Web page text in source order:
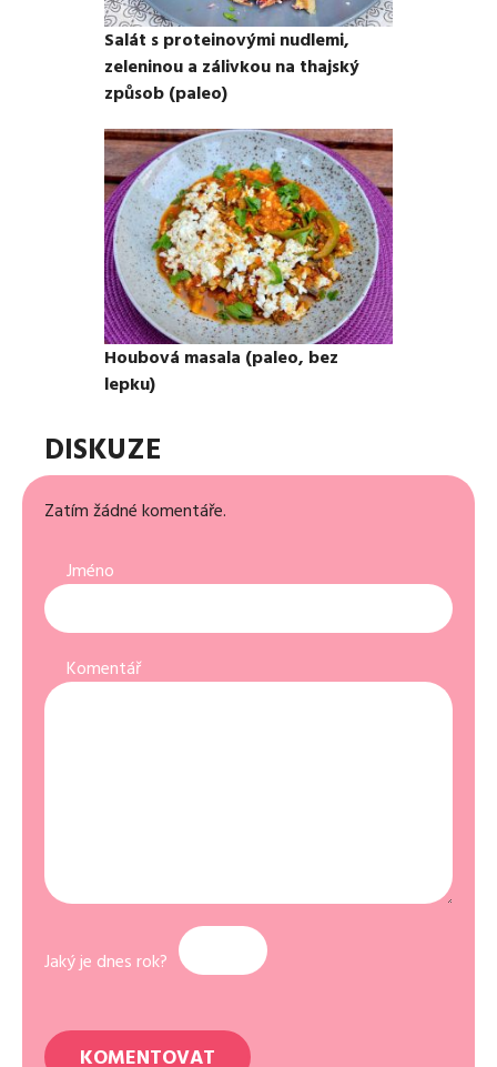
Salát s proteinovými nudlemi,
zeleninou a zálivkou na thajský
způsob (paleo)
Houbová masala (paleo, bez
lepku)
DISKUZE
Zatím žádné komentáře.
Jméno
Komentář
Jaký je dnes rok?